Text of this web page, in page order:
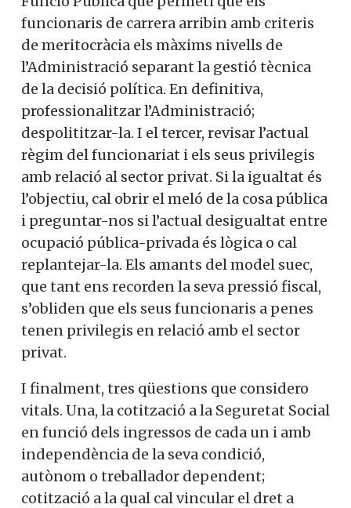
funcionaris de carrera arribin amb criteris
de meritocràcia els màxims nivells de
l’Administració separant la gestió tècnica
de la decisió política. En definitiva,
professionalitzar l’Administració;
despolititzar-la. I el tercer, revisar l’actual
règim del funcionariat i els seus privilegis
amb relació al sector privat. Si la igualtat és
l’objectiu, cal obrir el meló de la cosa pública
i preguntar-nos si l’actual desigualtat entre
ocupació pública-privada és lògica o cal
replantejar-la. Els amants del model suec,
que tant ens recorden la seva pressió fiscal,
s’obliden que els seus funcionaris a penes
tenen privilegis en relació amb el sector
privat.
I finalment, tres qüestions que considero
vitals. Una, la cotització a la Seguretat Social
en funció dels ingressos de cada un i amb
independència de la seva condició,
autònom o treballador dependent;
cotització a la qual cal vincular el dret a